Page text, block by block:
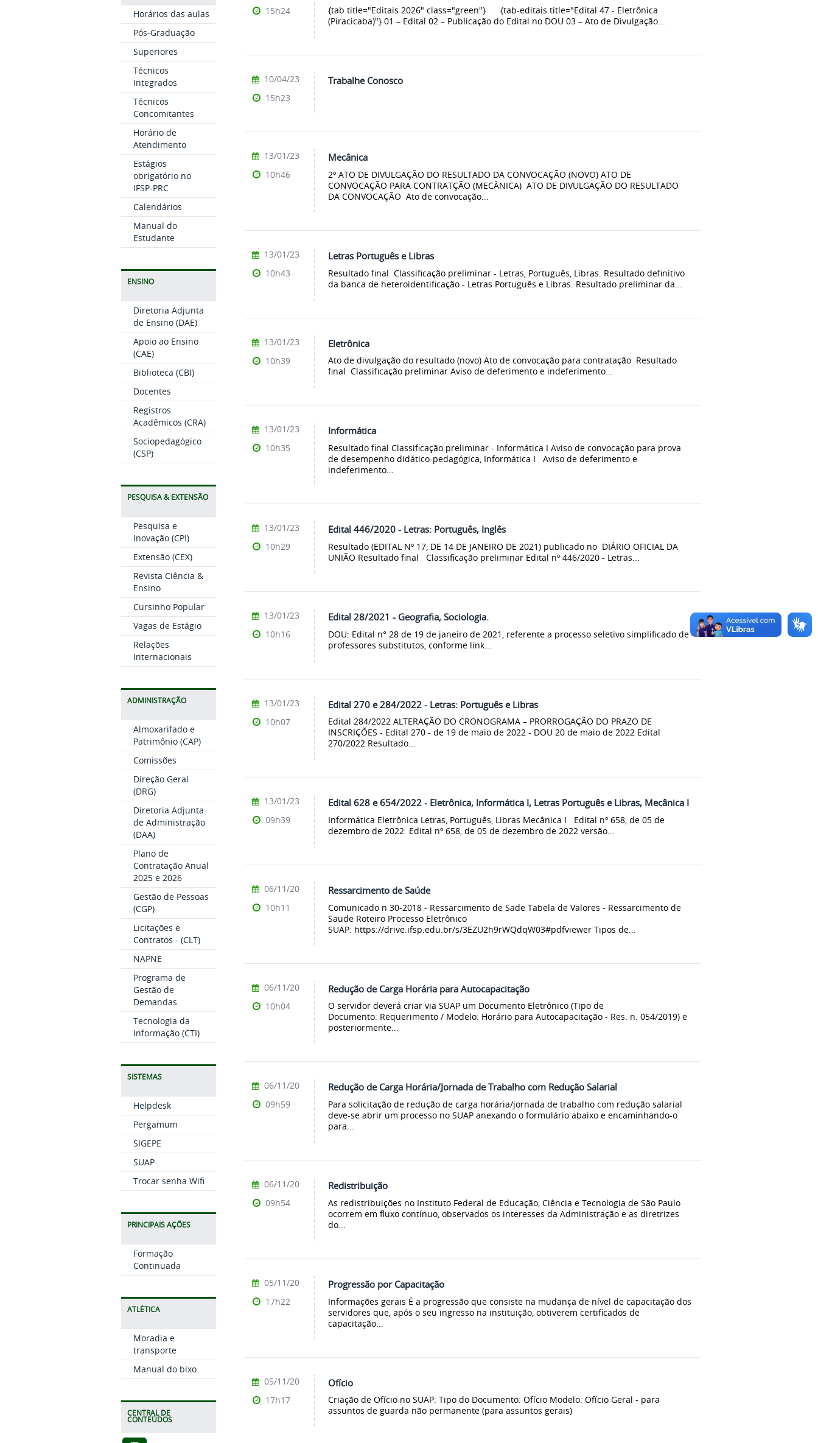
Horários das aulas
Pós-Graduação
Superiores
Técnicos
Integrados
Técnicos
Concomitantes
Horário de
Atendimento
Estágios
obrigatório no
IFSP-PRC
Calendários
Manual do
Estudante
ENSINO
Diretoria Adjunta
de Ensino (DAE)
Apoio ao Ensino
(CAE)
Biblioteca (CBI)
Docentes
Registros
Acadêmicos (CRA)
Sociopedagógico
(CSP)
PESQUISA & EXTENSÃO
Pesquisa e
Inovação (CPI)
Extensão (CEX)
Revista Ciência &
Ensino
Cursinho Popular
Vagas de Estágio
Relações
Internacionais
ADMINISTRAÇÃO
Almoxarifado e
Patrimônio (CAP)
Comissões
Direção Geral
(DRG)
Diretoria Adjunta
de Administração
(DAA)
Plano de
Contratação Anual
2025 e 2026
Gestão de Pessoas
(CGP)
Licitações e
Contratos - (CLT)
NAPNE
Programa de
Gestão de
Demandas
Tecnologia da
Informação (CTI)
SISTEMAS
Helpdesk
Pergamum
SIGEPE
SUAP
Trocar senha Wifi
PRINCIPAIS AÇÕES
Formação
Continuada
ATLÉTICA
Moradia e
transporte
Manual do bixo
CENTRAL DE
CONTEÚDOS
{tab title="Editais 2026" class="green"} {tab-editais title="Edital 47 - Eletrônica
(Piracicaba)"} 01 – Edital 02 – Publicação do Edital no DOU 03 – Ato de Divulgação...
15h24
Trabalhe Conosco
10/04/23
15h23
Mecânica
2º ATO DE DIVULGAÇÃO DO RESULTADO DA CONVOCAÇÃO (NOVO) ATO DE
CONVOCAÇÃO PARA CONTRATÇÃO (MECÂNICA) ATO DE DIVULGAÇÃO DO RESULTADO
DA CONVOCAÇÃO Ato de convocação...
13/01/23
10h46
Letras Português e Libras
Resultado final Classificação preliminar - Letras, Português, Libras. Resultado definitivo
da banca de heteroidentificação - Letras Português e Libras. Resultado preliminar da...
13/01/23
10h43
Eletrônica
Ato de divulgação do resultado (novo) Ato de convocação para contratação Resultado
final Classificação preliminar Aviso de deferimento e indeferimento...
13/01/23
10h39
Informática
Resultado final Classificação preliminar - Informática I Aviso de convocação para prova
de desempenho didático-pedagógica, Informática I Aviso de deferimento e
indeferimento...
13/01/23
10h35
Edital 446/2020 - Letras: Português, Inglês
Resultado (EDITAL Nº 17, DE 14 DE JANEIRO DE 2021) publicado no DIÁRIO OFICIAL DA
UNIÃO Resultado final Classificação preliminar Edital nº 446/2020 - Letras...
13/01/23
10h29
Edital 28/2021 - Geografia, Sociologia.
DOU: Edital n° 28 de 19 de janeiro de 2021, referente a processo seletivo simplificado de
professores substitutos, conforme link...
13/01/23
10h16
Edital 270 e 284/2022 - Letras: Português e Libras
Edital 284/2022 ALTERAÇÃO DO CRONOGRAMA – PRORROGAÇÃO DO PRAZO DE
INSCRIÇÕES - Edital 270 - de 19 de maio de 2022 - DOU 20 de maio de 2022 Edital
270/2022 Resultado...
13/01/23
10h07
Edital 628 e 654/2022 - Eletrônica, Informática I, Letras Português e Libras, Mecânica I
Informática Eletrônica Letras, Português, Libras Mecânica I Edital nº 658, de 05 de
dezembro de 2022 Edital nº 658, de 05 de dezembro de 2022 versão...
13/01/23
09h39
Ressarcimento de Saúde
Comunicado n 30-2018 - Ressarcimento de Sade Tabela de Valores - Ressarcimento de
Saude Roteiro Processo Eletrônico
SUAP: https://drive.ifsp.edu.br/s/3EZU2h9rWQdqW03#pdfviewer Tipos de...
06/11/20
10h11
Redução de Carga Horária para Autocapacitação
O servidor deverá criar via SUAP um Documento Eletrônico (Tipo de
Documento: Requerimento / Modelo: Horário para Autocapacitação - Res. n. 054/2019) e
posteriormente...
06/11/20
10h04
Redução de Carga Horária/Jornada de Trabalho com Redução Salarial
Para solicitação de redução de carga horária/jornada de trabalho com redução salarial
deve-se abrir um processo no SUAP anexando o formulário abaixo e encaminhando-o
para...
06/11/20
09h59
Redistribuição
As redistribuições no Instituto Federal de Educação, Ciência e Tecnologia de São Paulo
ocorrem em fluxo contínuo, observados os interesses da Administração e as diretrizes
do...
06/11/20
09h54
Progressão por Capacitação
Informações gerais É a progressão que consiste na mudança de nível de capacitação dos
servidores que, após o seu ingresso na instituição, obtiverem certificados de
capacitação...
05/11/20
17h22
Ofício
Criação de Ofício no SUAP: Tipo do Documento: Ofício Modelo: Ofício Geral - para
assuntos de guarda não permanente (para assuntos gerais)
05/11/20
17h17